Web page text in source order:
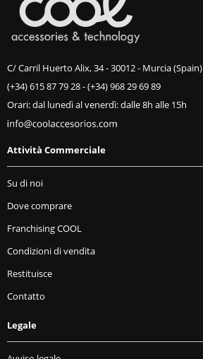
C/ Carril Huerto Alix, 34 - 30012 - Murcia (Spain)
(+34) 615 87 79 28-(+34) 968 29 69 89
Orari: dal lunedì al venerdì: dalle 8h alle 15h
Attività Commerciale
Su di noi
Dove comprare
Franchising COOL
Condizioni di vendita
Restituisce
Contatto
Legale